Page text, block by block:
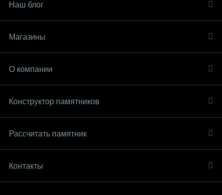
Наш блог
Магазины
О компании
Конструктор памятников
Рассчитать памятник
Контакты